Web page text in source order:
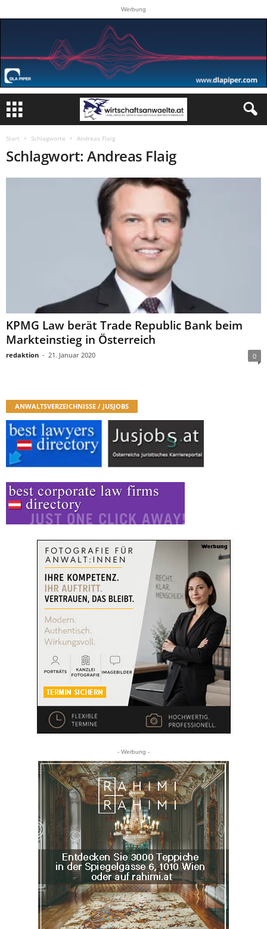
Werbung
Start Schlagworte Andreas Flaig
Schlagwort: Andreas Flaig
KPMG Law berät Trade Republic Bank beim
Markteinstieg in Österreich
redaktion - 21. Januar 2020 0
ANWALTSVERZEICHNISSE / JUSJOBS
- Werbung -